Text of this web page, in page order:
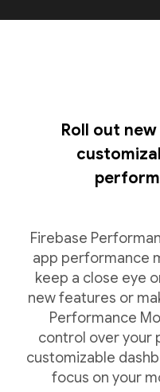
Roll out
Firebase
app performance
keep a close eye
new features or
Performance
control over your
customizable
focus on your